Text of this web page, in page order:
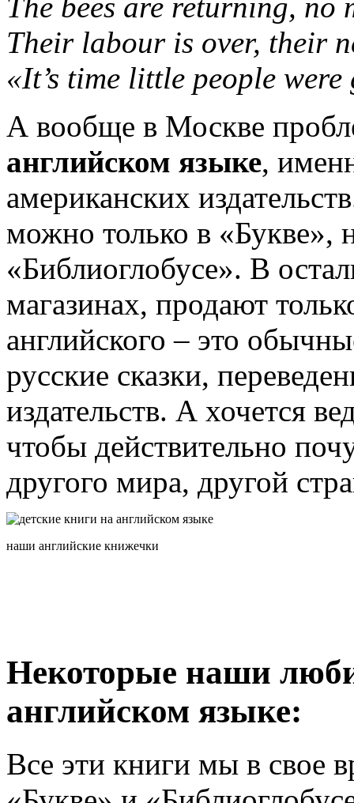
Their labour is over, their
«It’s time little people
А вообще в Москве
английском языке,
американских
можно только в «Букве»,
«Библиоглобусе». В
магазинах, продают
английского – это
русские сказки,
издательств. А хочется
чтобы действительно
другого мира, другой
наши английские книжечки
Некоторые наши
английском языке:
Все эти книги мы в свое